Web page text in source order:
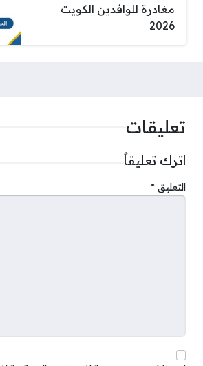
مغادرة للوافدين الكويت
2026
تعليقات
اترك تعليقاً
التعليق *